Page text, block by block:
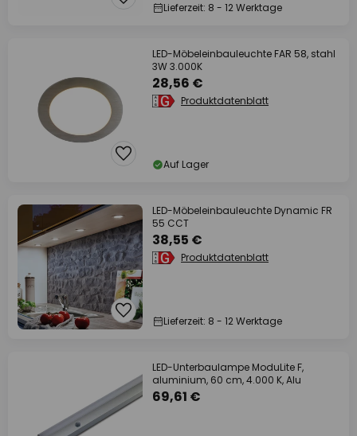
Lieferzeit: 8 - 12 Werktage
LED-Möbeleinbauleuchte FAR 58, stahl
3W 3.000K
28,56 €
Produktdatenblatt
Auf Lager
LED-Möbeleinbauleuchte Dynamic FR
55 CCT
38,55 €
Produktdatenblatt
Lieferzeit: 8 - 12 Werktage
LED-Unterbaulampe ModuLite F,
aluminium, 60 cm, 4.000 K, Alu
69,61 €